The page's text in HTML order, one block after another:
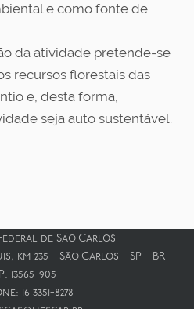
e como fonte de
da atividade pretende-se
recursos florestais das
e, desta forma,
seja auto sustentável.
de São Carlos
km 235 - São Carlos - SP - BR
13565-905
16 3351-8278